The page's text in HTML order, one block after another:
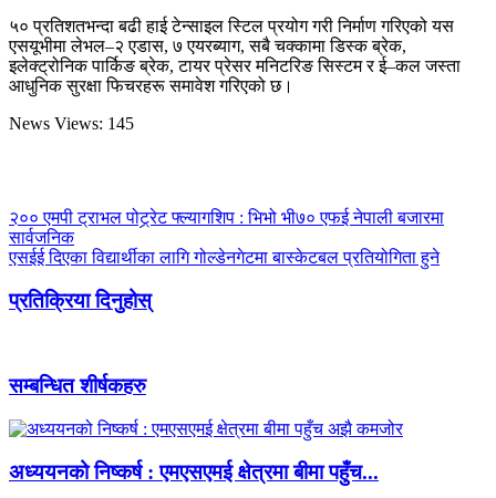
५० प्रतिशतभन्दा बढी हाई टेन्साइल स्टिल प्रयोग गरी निर्माण गरिएको यस
एसयूभीमा लेभल–२ एडास, ७ एयरब्याग, सबै चक्कामा डिस्क ब्रेक,
इलेक्ट्रोनिक पार्किङ ब्रेक, टायर प्रेसर मनिटरिङ सिस्टम र ई–कल जस्ता
आधुनिक सुरक्षा फिचरहरू समावेश गरिएको छ।
News Views: 145
२०० एमपी ट्राभल पोट्र्रेट फ्ल्यागशिप : भिभो भी७० एफई नेपाली बजारमा
सार्वजनिक
एसईई दिएका विद्यार्थीका लागि गोल्डेनगेटमा बास्केटबल प्रतियोगिता हुने
प्रतिक्रिया दिनुहोस्
सम्बन्धित शीर्षकहरु
अध्ययनको निष्कर्ष : एमएसएमई क्षेत्रमा बीमा पहुँच...